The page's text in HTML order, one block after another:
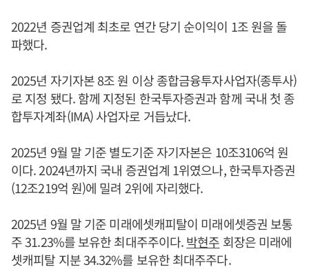
2022년 증권업계 최초로 연간 당기 순이익이 1조 원을 돌
파했다.
2025년 자기자본 8조 원 이상 종합금융투자사업자(종투사)
로 지정 됐다. 함께 지정된 한국투자증권과 함께 국내 첫 종
합투자계좌(IMA) 사업자로 거듭났다.
2025년 9월 말 기준 별도기준 자기자본은 10조3106억 원
이다. 2024년까지 국내 증권업계 1위였으나, 한국투자증권
(12조219억 원)에 밀려 2위에 자리했다.
2025년 9월 말 기준 미래에셋캐피탈이 미래에셋증권 보통
주 31.23%를 보유한 최대주주이다.박현주 회장은 미래에
셋캐피탈 지분 34.32%를 보유한 최대주주다.